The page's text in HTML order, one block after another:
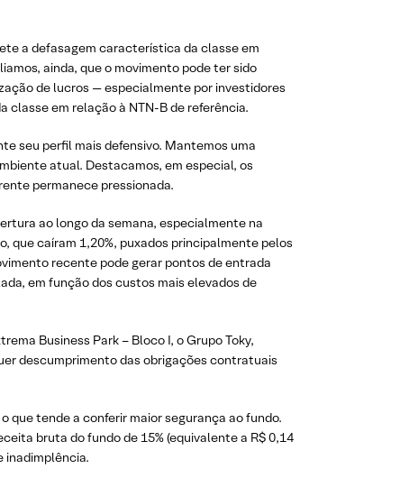
a defasagem característica da classe em
ainda, que o movimento pode ter sido
de lucros — especialmente por investidores
classe em relação à NTN-B de referência.
seu perfil mais defensivo. Mantemos uma
atual. Destacamos, em especial, os
permanece pressionada.
ao longo da semana, especialmente na
que caíram 1,20%, puxados principalmente pelos
recente pode gerar pontos de entrada
em função dos custos mais elevados de
Business Park – Bloco I, o Grupo Toky,
descumprimento das obrigações contratuais
tende a conferir maior segurança ao fundo.
bruta do fundo de 15% (equivalente a R$ 0,14
inadimplência.